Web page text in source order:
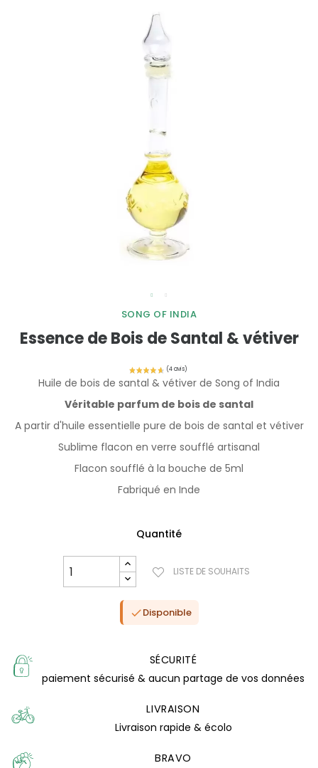
SONG OF INDIA
Essence de Bois de Santal & vétiver
Huile de bois de santal & vétiver de Song of India
Véritable parfum de bois de santal
A partir d'huile essentielle pure de bois de santal et vétiver
Sublime flacon en verre soufflé artisanal
Flacon soufflé à la bouche de 5ml
Fabriqué en Inde
Quantité
LISTE DE SOUHAITS
Disponible
SÉCURITÉ
paiement sécurisé & aucun partage de vos données
LIVRAISON
Livraison rapide & écolo
BRAVO